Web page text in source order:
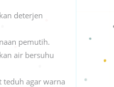
deterjen
pemutih.
air bersuhu
teduh agar warna